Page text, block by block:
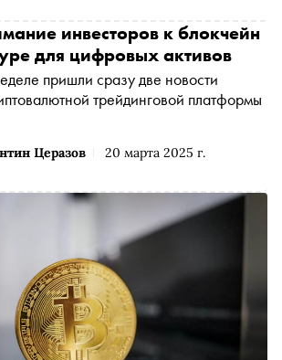
Церазов 20 марта 2025 г.
инвесторов к блокчейн
для цифровых активов
пришли сразу две новости
трейдинговой платформы